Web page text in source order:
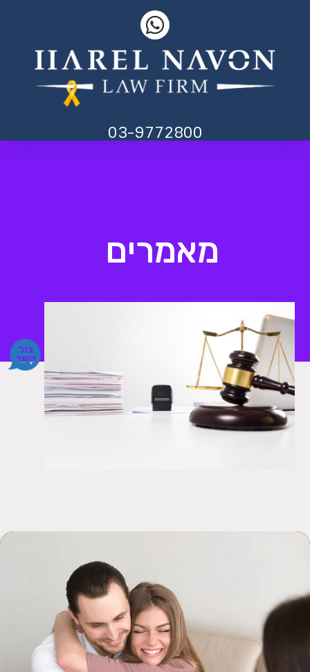
03-9772800
מאמרים